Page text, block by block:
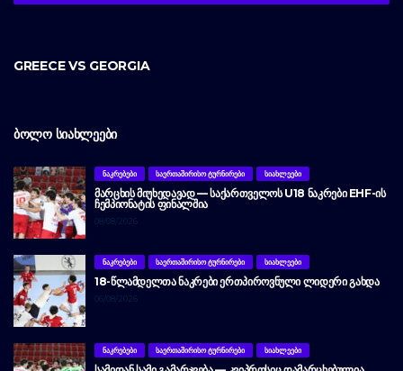
GREECE VS GEORGIA
ᲑᲝᲚᲝ ᲡᲘᲐᲮᲚᲔᲔᲑᲘ
ᲜᲐᲙᲠᲔᲑᲔᲑᲘ ᲡᲐᲔᲠᲗᲐᲨᲘᲠᲘᲡᲝ ᲢᲣᲠᲜᲘᲠᲔᲑᲘ ᲡᲘᲐᲮᲚᲔᲔᲑᲘ
ᲛᲐᲠᲪᲮᲘᲡ ᲛᲘᲣᲮᲔᲓᲐᲕᲐᲓ — ᲡᲐᲥᲐᲠᲗᲕᲔᲚᲝᲡ U18 ᲜᲐᲙᲠᲔᲑᲘ EHF-ᲘᲡ
ᲩᲔᲛᲞᲘᲝᲜᲐᲢᲘᲡ ᲤᲘᲜᲐᲚᲨᲘᲐ
08/08/2026
ᲜᲐᲙᲠᲔᲑᲔᲑᲘ ᲡᲐᲔᲠᲗᲐᲨᲘᲠᲘᲡᲝ ᲢᲣᲠᲜᲘᲠᲔᲑᲘ ᲡᲘᲐᲮᲚᲔᲔᲑᲘ
18-ᲬᲚᲐᲛᲓᲔᲚᲗᲐ ᲜᲐᲙᲠᲔᲑᲘ ᲔᲠᲗᲞᲘᲠᲝᲕᲜᲣᲚᲘ ᲚᲘᲓᲔᲠᲘ ᲒᲐᲮᲓᲐ
06/08/2026
ᲜᲐᲙᲠᲔᲑᲔᲑᲘ ᲡᲐᲔᲠᲗᲐᲨᲘᲠᲘᲡᲝ ᲢᲣᲠᲜᲘᲠᲔᲑᲘ ᲡᲘᲐᲮᲚᲔᲔᲑᲘ